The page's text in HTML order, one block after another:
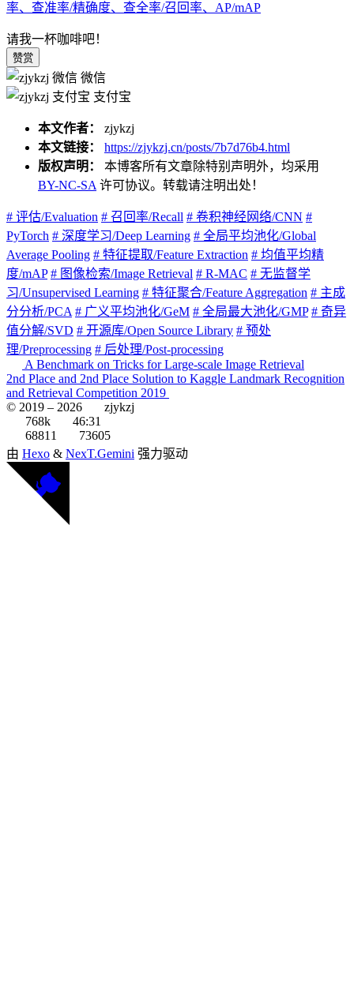
率、查准率/精确度、查全率/召回率、AP/mAP
请我一杯咖啡吧！
赞赏
微信
支付宝
本文作者： zjykzj
本文链接：
https://zjykzj.cn/posts/7b7d76b4.html
版权声明： 本博客所有文章除特别声明外，均采用
BY-NC-SA许可协议。转载请注明出处！
# 评估/Evaluation # 召回率/Recall # 卷积神经网络/CNN #
PyTorch # 深度学习/Deep Learning # 全局平均池化/Global
Average Pooling # 特征提取/Feature Extraction # 均值平均精
度/mAP # 图像检索/Image Retrieval # R-MAC # 无监督学
习/Unsupervised Learning # 特征聚合/Feature Aggregation # 主成
分分析/PCA # 广义平均池化/GeM # 全局最大池化/GMP # 奇异
值分解/SVD # 开源库/Open Source Library # 预处
理/Preprocessing # 后处理/Post-processing
A Benchmark on Tricks for Large-scale Image Retrieval
2nd Place and 2nd Place Solution to Kaggle Landmark Recognition
and Retrieval Competition 2019
© 2019 – 2026
zjykzj
768k
46:31
68811
73605
由 Hexo & NexT.Gemini 强力驱动